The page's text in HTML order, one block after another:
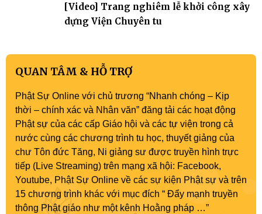
[Video] Trang nghiêm lễ khởi công xây
dựng Viện Chuyên tu
QUAN TÂM & HỖ TRỢ
Phật Sự Online với chủ trương “Nhanh chóng – Kịp
thời – chính xác và Nhân văn” đăng tải các hoạt động
Phật sự của các cấp Giáo hội và các tự viện trong cả
nước cùng các chương trình tu học, thuyết giảng của
chư Tôn đức Tăng, Ni giảng sư được truyền hình trực
tiếp (Live Streaming) trên mạng xã hội: Facebook,
Youtube, Phật Sự Online về các sự kiện Phật sự và trên
15 chương trình khác với mục đích “ Đẩy mạnh truyền
thông Phật giáo như một kênh Hoằng pháp …”